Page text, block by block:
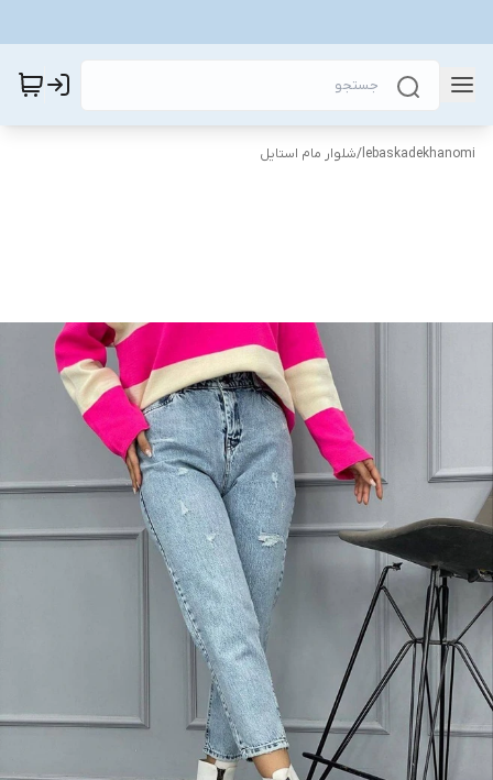
lebaskadekhanomi
/شلوار مام استایل